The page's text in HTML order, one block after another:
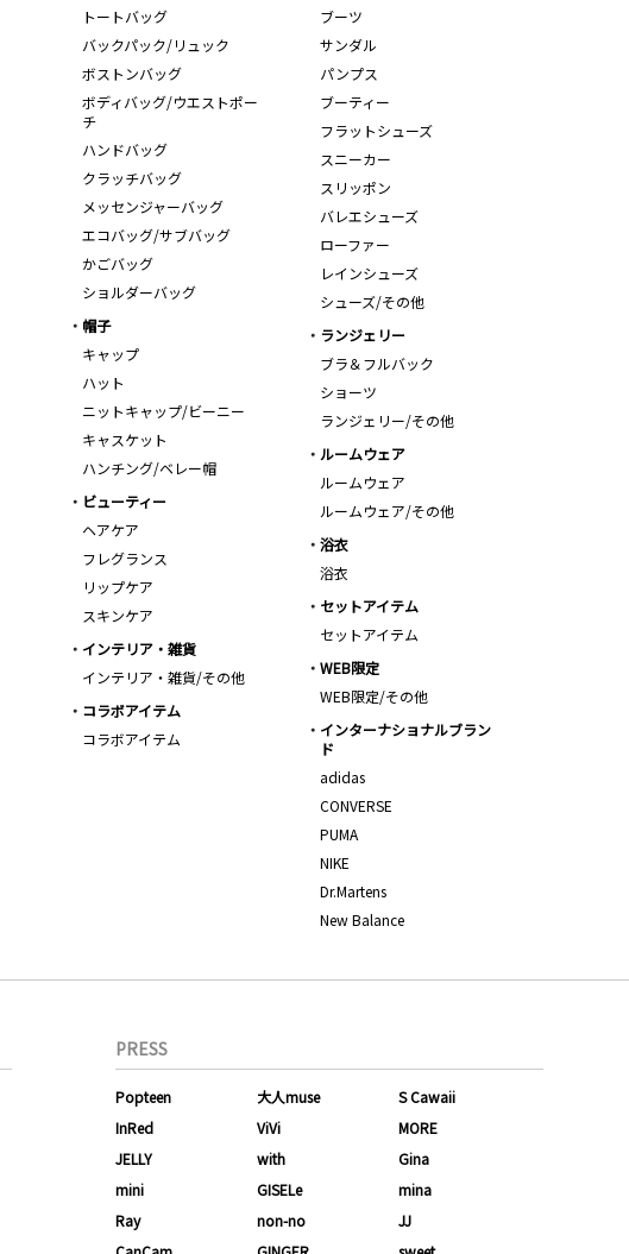
トートバッグ
バックパック/リュック
ボストンバッグ
ボディバッグ/ウエストポー
チ
ハンドバッグ
クラッチバッグ
メッセンジャーバッグ
エコバッグ/サブバッグ
かごバッグ
ショルダーバッグ
ブーツ
サンダル
パンプス
ブーティー
フラットシューズ
スニーカー
スリッポン
バレエシューズ
ローファー
レインシューズ
シューズ/その他
帽子
キャップ
ハット
ニットキャップ/ビーニー
キャスケット
ハンチング/ベレー帽
ランジェリー
ブラ＆フルバック
ショーツ
ランジェリー/その他
ルームウェア
ルームウェア
ルームウェア/その他
ビューティー
ヘアケア
フレグランス
リップケア
スキンケア
浴衣
浴衣
セットアイテム
セットアイテム
インテリア・雑貨
インテリア・雑貨/その他
WEB限定
WEB限定/その他
コラボアイテム
コラボアイテム
インターナショナルブラン
ド
adidas
CONVERSE
PUMA
NIKE
Dr.Martens
New Balance
PRESS
Popteen 大人muse
S Cawaii
InRed
ViVi
MORE
JELLY
with
Gina
mini
GISELe
mina
Ray
non-no
JJ